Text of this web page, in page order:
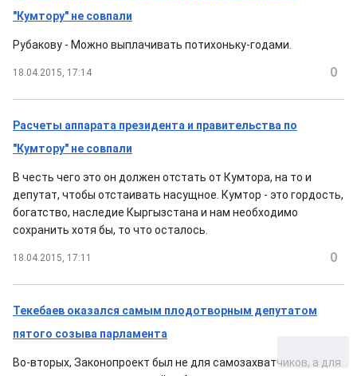
"Кумтору" не совпали
Рубакову - Можно выплачивать потихоньку-годами.
18.04.2015, 17:14 0
Расчеты аппарата президента и правительства по
"Кумтору" не совпали
В честь чего это он должен отстать от Кумтора, на то и
депутат, чтобы отстаивать насущное. Кумтор - это гордость,
богатство, наследие Кыргызстана и нам необходимо
сохранить хотя бы, то что осталось.
18.04.2015, 17:11 0
Текебаев оказался самым плодотворным депутатом
пятого созыва парламента
Во-вторых, Законопроект был не для самозахватчиков, а для